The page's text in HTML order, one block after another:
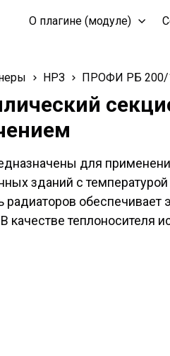
О плагине (модуле)
НРЗ ПРОФИ РБ 200/
для
зданий с
радиаторов
качестве теплоносителя